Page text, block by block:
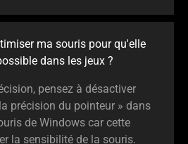
ma souris pour qu'elle
dans les jeux ?
pensez à désactiver
précision du pointeur » dans
de Windows car cette
la sensibilité de la souris.